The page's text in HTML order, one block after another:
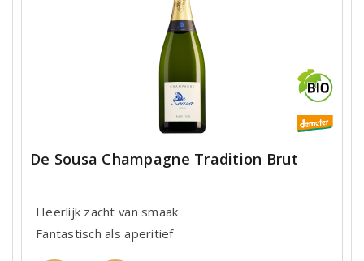
De Sousa Champagne Tradition Brut
Heerlijk zacht van smaak
Fantastisch als aperitief